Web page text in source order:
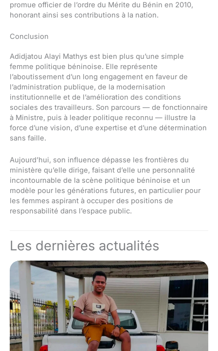
promue officier de l’ordre du Mérite du Bénin en 2010,
honorant ainsi ses contributions à la nation.
Conclusion
Adidjatou Alayi Mathys est bien plus qu’une simple
femme politique béninoise. Elle représente
l’aboutissement d’un long engagement en faveur de
l’administration publique, de la modernisation
institutionnelle et de l’amélioration des conditions
sociales des travailleurs. Son parcours — de fonctionnaire
à Ministre, puis à leader politique reconnu — illustre la
force d’une vision, d’une expertise et d’une détermination
sans faille.
Aujourd’hui, son influence dépasse les frontières du
ministère qu’elle dirige, faisant d’elle une personnalité
incontournable de la scène politique béninoise et un
modèle pour les générations futures, en particulier pour
les femmes aspirant à occuper des positions de
responsabilité dans l’espace public.
Les dernières actualités